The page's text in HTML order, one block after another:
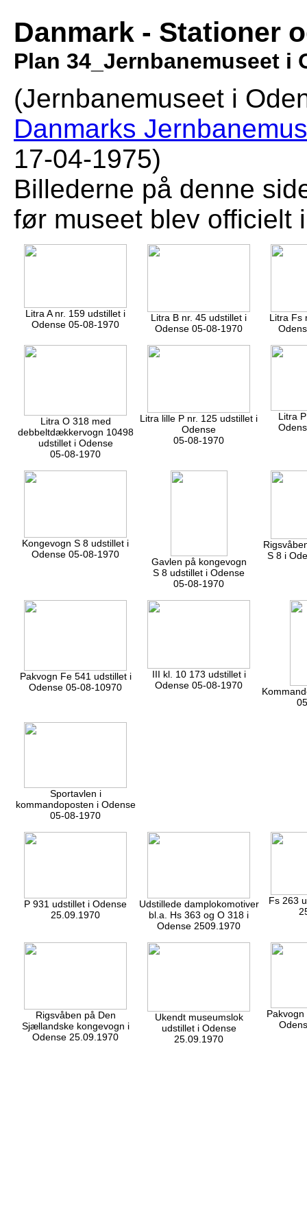
Danmark - Stationer
Plan 34_Jernbanemuseet i
(Jernbanemuseet i
Danmarks
17-04-1975)
Billederne på denne
før museet blev officielt
Litra A nr. 159 udstillet i
Odense 05-08-1970
Litra B nr. 45 udstillet i
Odense 05-08-1970
Litra Fs
Litra O 318 med
debbeltdækkervogn 10498
udstillet i Odense
05-08-1970
Litra lille P nr. 125 udstillet i
Odense
05-08-1970
Litra
Kongevogn S 8 udstillet i
Odense 05-08-1970
Gavlen på kongevogn
S 8 udstillet i Odense
05-08-1970
S 8 i
Pakvogn Fe 541 udstillet i
Odense 05-08-10970
III kl. 10 173 udstillet i
Odense 05-08-1970
Sportavlen i
kommandoposten i Odense
05-08-1970
P 931 udstillet i Odense
25.09.1970
Udstillede damplokomotiver
bl.a. Hs 363 og O 318 i
Odense 2509.1970
Fs 263
Rigsvåben på Den
Sjællandske kongevogn i
Odense 25.09.1970
Ukendt museumslok
udstillet i Odense
25.09.1970